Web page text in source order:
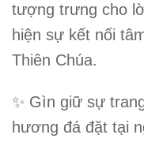
tượng trưng cho
hiện sự kết nối
Thiên Chúa.
✨ Gìn giữ sự
hương đá đặt tại